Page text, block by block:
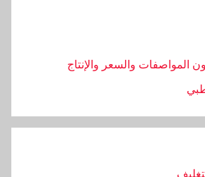
المواصفات والسعر والإنتاج